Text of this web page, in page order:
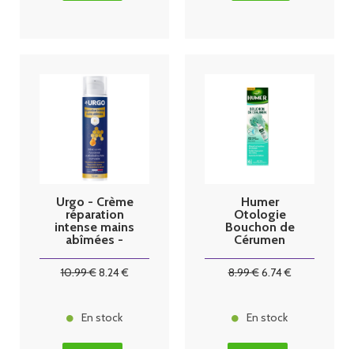
Urgo - Crème
réparation
intense mains
abîmées -
10.99€8.24€
En stock
Humer
Otologie
Bouchon de
Cérumen
8.99€6.74€
En stock